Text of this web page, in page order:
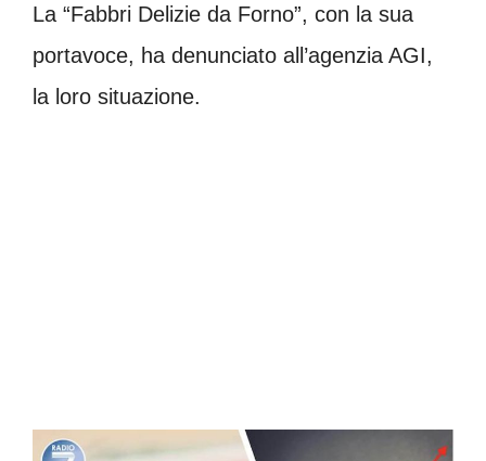
La “Fabbri Delizie da Forno”, con la sua
portavoce, ha denunciato all’agenzia AGI,
la loro situazione.